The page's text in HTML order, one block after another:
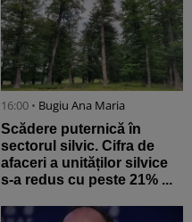
16:00 • Bugiu ⁠Ana Maria
Scădere puternică în
sectorul silvic. Cifra de
afaceri a unităților silvice
s-a redus cu peste 21% ...